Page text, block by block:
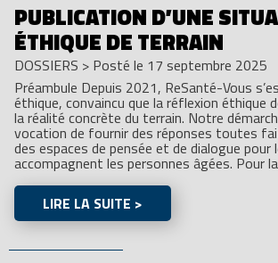
PUBLICATION D’UNE
ÉTHIQUE DE TERRAIN
DOSSIERS > Posté le 17 septembre 2025
Préambule Depuis 2021, ReSanté-Vous
éthique, convaincu que la réflexion éthique
la réalité concrète du terrain. Notre
vocation de fournir des réponses toutes
des espaces de pensée et de dialogue pour
accompagnent les personnes âgées. Pour
LIRE LA SUITE >